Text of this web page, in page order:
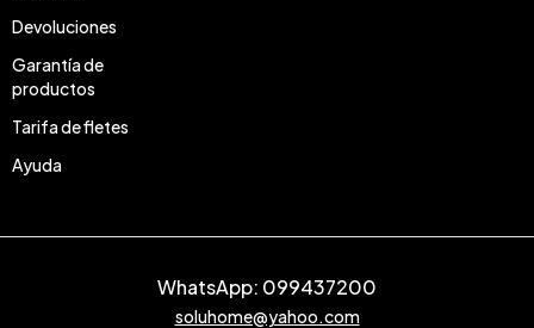
Devoluciones
Garantía de
productos
Tarifa de fletes
Ayuda
WhatsApp: 099437200
soluhome@yahoo.com